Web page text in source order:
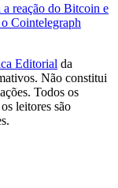
reação do Bitcoin e
Cointelegraph
Editorial da
Não constitui
Todos os
leitores são